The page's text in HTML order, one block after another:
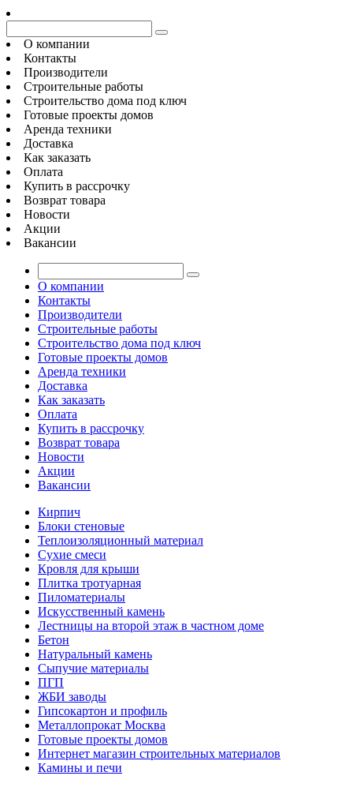
О компании
Контакты
Производители
Строительные работы
Строительство дома под ключ
Готовые проекты домов
Аренда техники
Доставка
Как заказать
Оплата
Купить в рассрочку
Возврат товара
Новости
Акции
Вакансии
О компании
Контакты
Производители
Строительные работы
Строительство дома под ключ
Готовые проекты домов
Аренда техники
Доставка
Как заказать
Оплата
Купить в рассрочку
Возврат товара
Новости
Акции
Вакансии
Кирпич
Блоки стеновые
Теплоизоляционный материал
Сухие смеси
Кровля для крыши
Плитка тротуарная
Пиломатериалы
Искусственный камень
Лестницы на второй этаж в частном доме
Бетон
Натуральный камень
Сыпучие материалы
ПГП
ЖБИ заводы
Гипсокартон и профиль
Металлопрокат Москва
Готовые проекты домов
Интернет магазин строительных материалов
Камины и печи